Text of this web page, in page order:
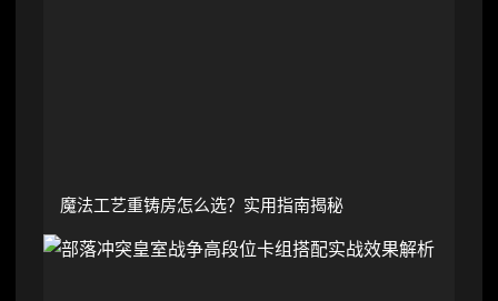
魔法工艺重铸房怎么选？实用指南揭秘